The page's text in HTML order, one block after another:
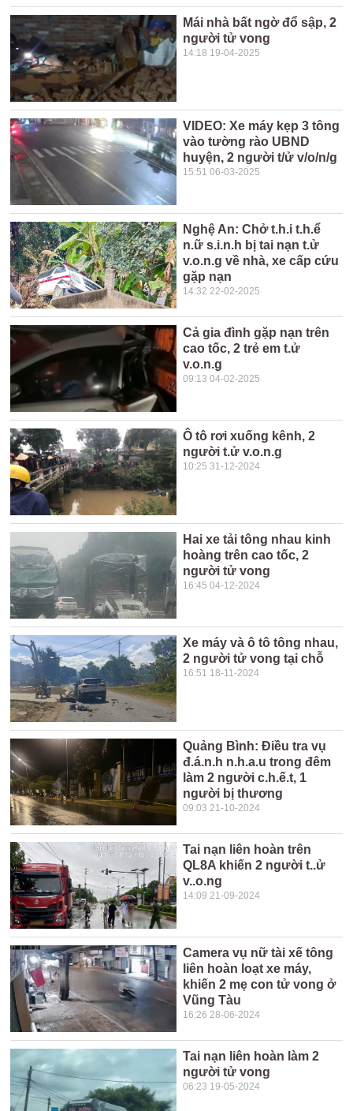
Mái nhà bất ngờ đổ sập, 2
người tử vong
14:18 19-04-2025
VIDEO: Xe máy kẹp 3 tông
vào tường rào UBND
huyện, 2 người t/ử v/o/n/g
15:51 06-03-2025
Nghệ An: Chở t.h.i t.h.ể
n.ữ s.i.n.h bị tai nạn t.ử
v.o.n.g về nhà, xe cấp cứu
gặp nạn
14:32 22-02-2025
Cả gia đình gặp nạn trên
cao tốc, 2 trẻ em t.ử
v.o.n.g
09:13 04-02-2025
Ô tô rơi xuống kênh, 2
người t.ử v.o.n.g
10:25 31-12-2024
Hai xe tải tông nhau kinh
hoàng trên cao tốc, 2
người tử vong
16:45 04-12-2024
Xe máy và ô tô tông nhau,
2 người tử vong tại chỗ
16:51 18-11-2024
Quảng Bình: Điều tra vụ
đ.á.n.h n.h.a.u trong đêm
làm 2 người c.h.ế.t, 1
người bị thương
09:03 21-10-2024
Tai nạn liên hoàn trên
QL8A khiến 2 người t..ử
v..o.ng
14:09 21-09-2024
Camera vụ nữ tài xế tông
liên hoàn loạt xe máy,
khiến 2 mẹ con tử vong ở
Vũng Tàu
16:26 28-06-2024
Tai nạn liên hoàn làm 2
người tử vong
06:23 19-05-2024